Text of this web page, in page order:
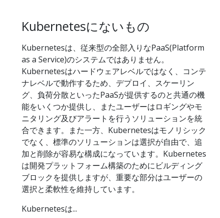
Kubernetesにないもの
Kubernetesは、従来型の全部入りなPaaS(Platform
as a Service)のシステムではありません。
Kubernetesはハードウェアレベルではなく、コンテ
ナレベルで動作するため、デプロイ、スケーリン
グ、負荷分散といったPaaSが提供するのと共通の機
能をいくつか提供し、またユーザーはロギングやモ
ニタリング及びアラートを行うソリューションを統
合できます。また一方、Kubernetesはモノリシック
でなく、標準のソリューションは選択が自由で、追
加と削除が容易な構成になっています。Kubernetes
は開発プラットフォーム構築のためにビルディング
ブロックを提供しますが、重要な部分はユーザーの
選択と柔軟性を維持しています。
Kubernetesは...